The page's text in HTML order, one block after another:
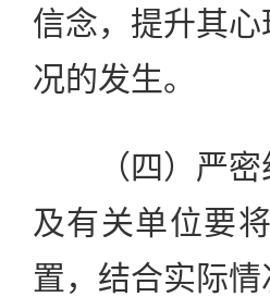
信念，提升其
况的发生。
（四）严密
及有关单位要
置，结合实际